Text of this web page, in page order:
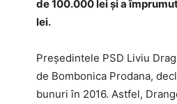
de 100.000 lei şi a
lei.
Preşedintele PSD Liviu
de Bombonica Prodana,
bunuri în 2016. Astfel,